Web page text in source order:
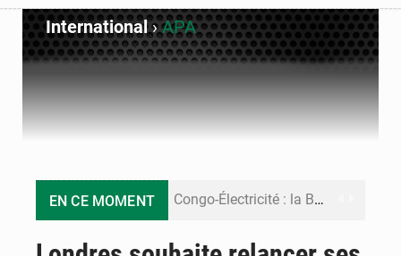
International›APA
EN CE MOMENT Congo-Électricité : la BAD renforce son appui pour accélérer les investissements